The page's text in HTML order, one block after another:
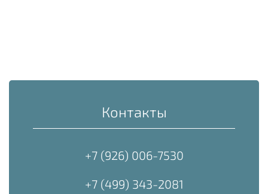
Контакты
+7 (926) 006-7530
+7 (499) 343-2081